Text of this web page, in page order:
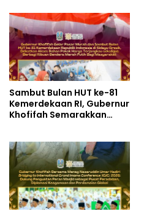
Sambut Bulan HUT ke-81
Kemerdekaan RI, Gubernur
Khofifah Semarakkan
Bendera Merah Putih Bagi
Masyarakat